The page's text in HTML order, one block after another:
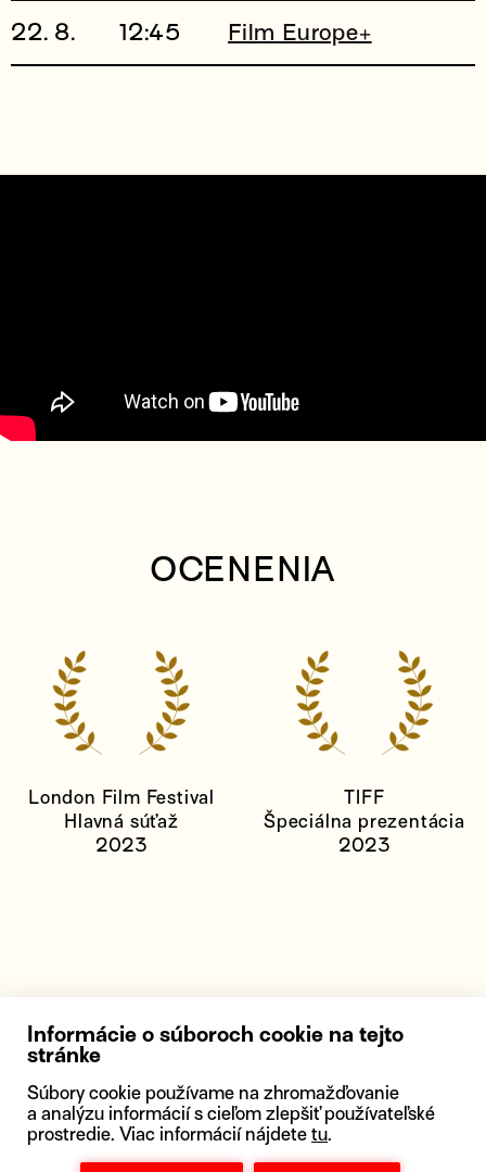
22. 8. 12:45 Film Europe+
OCENENIA
London Film Festival
Hlavná súťaž
2023
TIFF
Špeciálna prezentácia
2023
NA STIAHNUTIE
Informácie o súboroch cookie na tejto
stránke
Súbory cookie používame na zhromažďovanie
a analýzu informácií s cieľom zlepšiť používateľské
prostredie. Viac informácií nájdete tu.